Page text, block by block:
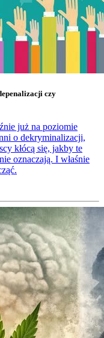
czy
już na poziomie
o dekryminalizacji,
kłócą się, jakby te
oznaczają. I właśnie